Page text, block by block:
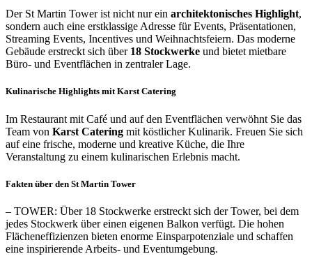
Der St Martin Tower ist nicht nur ein architektonisches Highlight,
sondern auch eine erstklassige Adresse für Events, Präsentationen,
Streaming Events, Incentives und Weihnachtsfeiern. Das moderne
Gebäude erstreckt sich über 18 Stockwerke und bietet mietbare
Büro- und Eventflächen in zentraler Lage.
Kulinarische Highlights mit Karst Catering
Im Restaurant mit Café und auf den Eventflächen verwöhnt Sie das
Team von Karst Catering mit köstlicher Kulinarik. Freuen Sie sich
auf eine frische, moderne und kreative Küche, die Ihre
Veranstaltung zu einem kulinarischen Erlebnis macht.
Fakten über den St Martin Tower
– TOWER: Über 18 Stockwerke erstreckt sich der Tower, bei dem
jedes Stockwerk über einen eigenen Balkon verfügt. Die hohen
Flächeneffizienzen bieten enorme Einsparpotenziale und schaffen
eine inspirierende Arbeits- und Eventumgebung.